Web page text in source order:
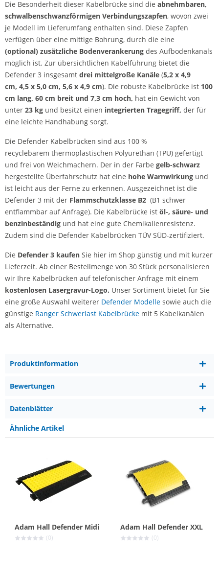
Die Besonderheit dieser Kabelbrücke sind die abnehmbaren,
schwalbenschwanzförmigen Verbindungszapfen, wovon zwei
je Modell im Lieferumfang enthalten sind. Diese Zapfen
verfügen über eine mittige Bohrung, durch die eine
(optional) zusätzliche Bodenverankerung des Aufbodenkanals
möglich ist. Zur übersichtlichen Kabelführung bietet die
Defender 3 insgesamt drei mittelgroße Kanäle (5,2 x 4,9
cm, 4,5 x 5,0 cm, 5,6 x 4,9 cm). Die robuste Kabelbrücke ist 100
cm lang, 60 cm breit und 7,3 cm hoch, hat ein Gewicht von
unter 23 kg und besitzt einen integrierten Tragegriff, der für
eine leichte Handhabung sorgt.
Die Defender Kabelbrücken sind aus 100 %
recyclebarem thermoplastischen Polyurethan (TPU) gefertigt
und frei von Weichmachern. Der in der Farbe gelb-schwarz
hergestellte Überfahrschutz hat eine hohe Warnwirkung und
ist leicht aus der Ferne zu erkennen. Ausgezeichnet ist die
Defender 3 mit der Flammschutzklasse B2 (B1 schwer
entflammbar auf Anfrage). Die Kabelbrücke ist öl-, säure- und
benzinbeständig und hat eine gute Chemikalienresistenz.
Zudem sind die Defender Kabelbrücken TÜV SÜD-zertifiziert.
Die Defender 3 kaufen Sie hier im Shop günstig und mit kurzer
Lieferzeit. Ab einer Bestellmenge von 30 Stück personalisieren
wir Ihre Kabelbrücken auf telefonischer Anfrage mit einem
kostenlosen Lasergravur-Logo. Unser Sortiment bietet für Sie
eine große Auswahl weiterer Defender Modelle sowie auch die
günstige Ranger Schwerlast Kabelbrücke mit 5 Kabelkanälen
als Alternative.
Produktinformation
Bewertungen
Datenblätter
Ähnliche Artikel
Adam Hall Defender Midi
(0)
Adam Hall Defender XXL
(0)